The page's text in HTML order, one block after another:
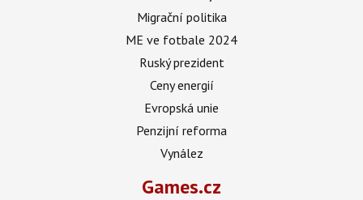
Migrační politika
ME ve fotbale 2024
Ruský prezident
Ceny energií
Evropská unie
Penzijní reforma
Vynález
Games.cz